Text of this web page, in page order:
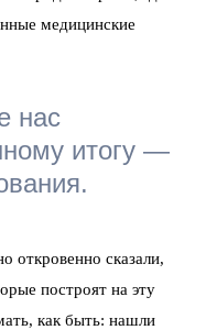
медицинские
нас
итогу —
откровенно сказали,
построят на эту
как быть: нашли